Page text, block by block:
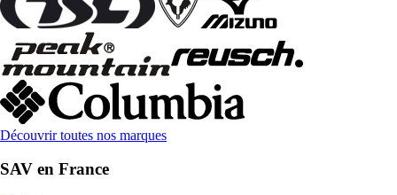
Découvrir toutes nos marques
SAV en France